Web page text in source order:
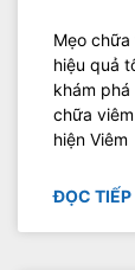
Mẹo
hiệu quả
khám
chữa
hiện Viêm
ĐỌC TIẾP